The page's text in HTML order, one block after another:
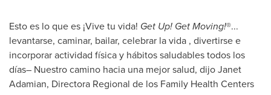
Esto es lo que es ¡Vive tu vida! Get Up! Get Moving!®...
levantarse, caminar, bailar, celebrar la vida , divertirse e
incorporar actividad física y hábitos saludables todos los
días– Nuestrocamino hacia una mejor salud, dijoJanet
Adamian, Directora Regional de los Family Health Centers